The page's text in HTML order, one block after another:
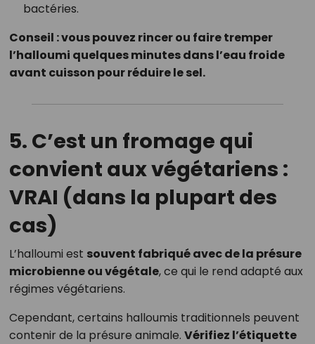
bactéries.
Conseil : vous pouvez rincer ou faire tremper
l’halloumi quelques minutes dans l’eau froide
avant cuisson pour réduire le sel.
5. C’est un fromage qui
convient aux végétariens :
VRAI (dans la plupart des
cas)
L’halloumi est souvent fabriqué avec de la présure
microbienne ou végétale, ce qui le rend adapté aux
régimes végétariens.
Cependant, certains halloumis traditionnels peuvent
contenir de la présure animale. Vérifiez l’étiquette